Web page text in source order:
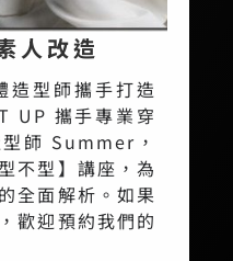
人改造
型師攜手打造
UP 攜手專業穿
師 Summer，
不型】講座，為
全面解析。如果
歡迎預約我們的